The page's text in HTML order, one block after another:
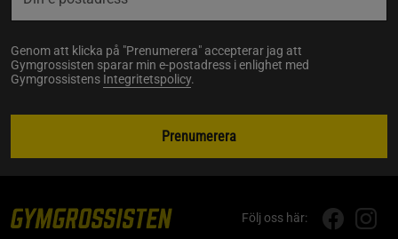
Genom att klicka på "Prenumerera" accepterar jag att
Gymgrossisten sparar min e-postadress i enlighet med
Gymgrossistens Integritetspolicy.
Prenumerera
Följ oss här: